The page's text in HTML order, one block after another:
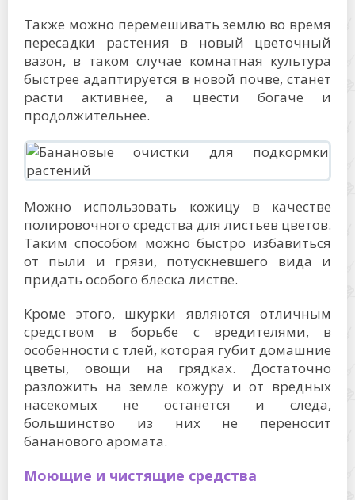
Также можно перемешивать землю во время
пересадки растения в новый цветочный
вазон, в таком случае комнатная культура
быстрее адаптируется в новой почве, станет
расти активнее, а цвести богаче и
продолжительнее.
Можно использовать кожицу в качестве
полировочного средства для листьев цветов.
Таким способом можно быстро избавиться
от пыли и грязи, потускневшего вида и
придать особого блеска листве.
Кроме этого, шкурки являются отличным
средством в борьбе с вредителями, в
особенности с тлей, которая губит домашние
цветы, овощи на грядках. Достаточно
разложить на земле кожуру и от вредных
насекомых не останется и следа,
большинство из них не переносит
бананового аромата.
Моющие и чистящие средства